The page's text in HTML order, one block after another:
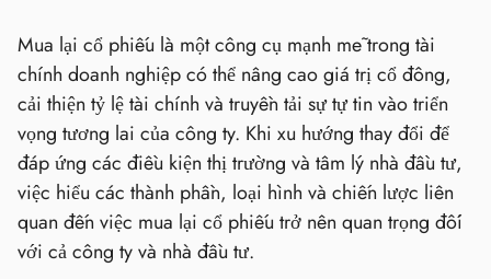
Mua lại cổ phiếu là một công cụ mạnh mẽ trong tài
chính doanh nghiệp có thể nâng cao giá trị cổ đông,
cải thiện tỷ lệ tài chính và truyền tải sự tự tin vào triển
vọng tương lai của công ty. Khi xu hướng thay đổi để
đáp ứng các điều kiện thị trường và tâm lý nhà đầu tư,
việc hiểu các thành phần, loại hình và chiến lược liên
quan đến việc mua lại cổ phiếu trở nên quan trọng đối
với cả công ty và nhà đầu tư.